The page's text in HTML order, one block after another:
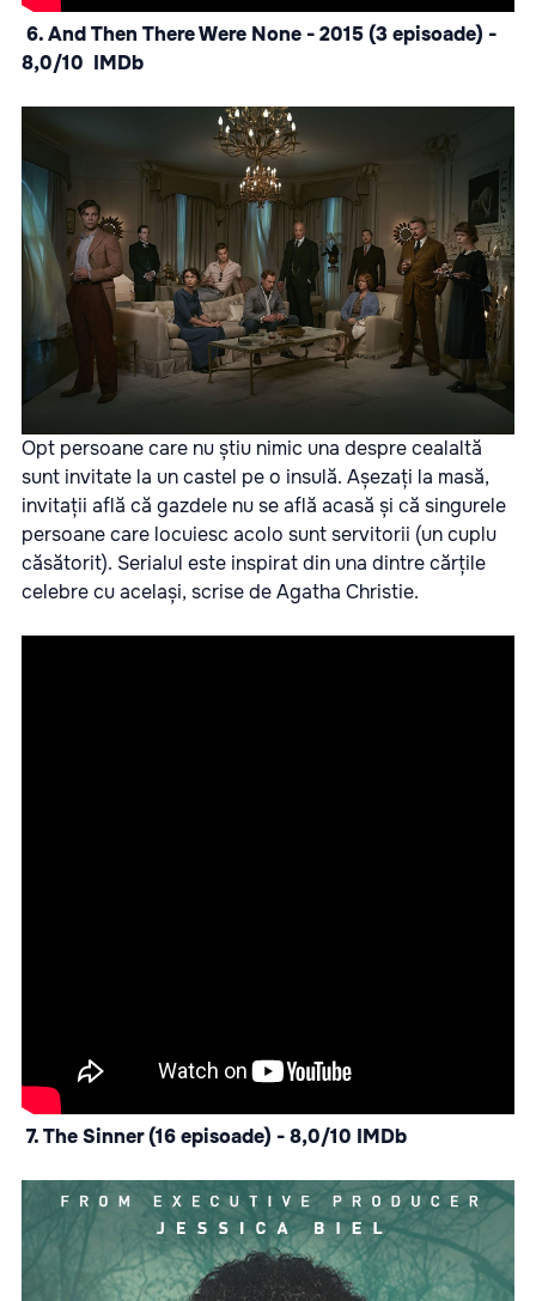
6. And Then There Were None - 2015 (3 episoade) -
8,0/10 IMDb
Opt persoane care nu știu nimic una despre cealaltă
sunt invitate la un castel pe o insulă. Așezați la masă,
invitații află că gazdele nu se află acasă și că singurele
persoane care locuiesc acolo sunt servitorii (un cuplu
căsătorit). Serialul este inspirat din una dintre cărțile
celebre cu același, scrise de Agatha Christie.
7. The Sinner (16 episoade) - 8,0/10 IMDb